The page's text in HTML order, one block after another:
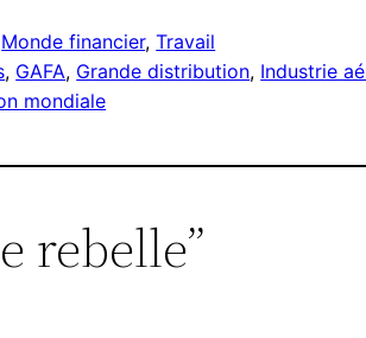
Monde financier, Travail
, GAFA, Grande distribution, Industrie
mondiale
rebelle”